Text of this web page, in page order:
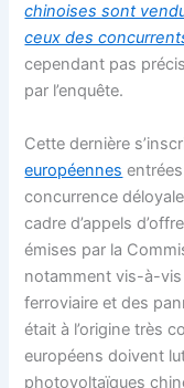
chinoises sont
ceux des
cependant pas
par l’enquête.
Cette dernière
européennes
concurrence
cadre d’appels
émises par la
notamment vis-à-vis
ferroviaire et des
était à l’origine très
européens doivent
photovoltaïques